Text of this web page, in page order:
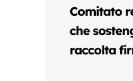
Comitato
che
raccolta